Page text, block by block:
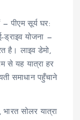
पीएम सूर्य घर:
ड्राइव योजना —
है। लाइव डेमो,
से यह यात्रा हर
समाधान पहुँचाने
सोलर यात्रा